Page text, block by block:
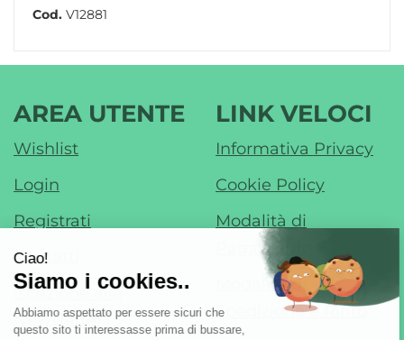
Cod. V12881
AREA UTENTE
Wishlist
Login
Registrati
Contatti
Iscrizione alla
Newsletter
LINK VELOCI
Informativa Privacy
Cookie Policy
Modalità di
Pagamento
Modalità di
Spedizione e Ritiro